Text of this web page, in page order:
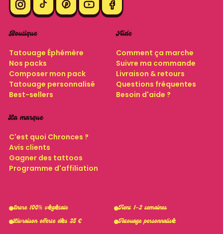
Boutique
Tatouage Éphémère
Nos packs
Composer mon pack
Tatouage personnalisé
Best-sellers
Aide
Comment ça marche
Suivre ma commande
Livraison & retours
Questions fréquentes
Besoin d'aide ?
La marque
C'est quoi Chronces ?
Avis clients
Gagner des tattoos
Programme d'affiliation
Encre 100% végétale
Tient 1–2 semaines
Livraison offerte dès 35 €
Tatouage personnalisé